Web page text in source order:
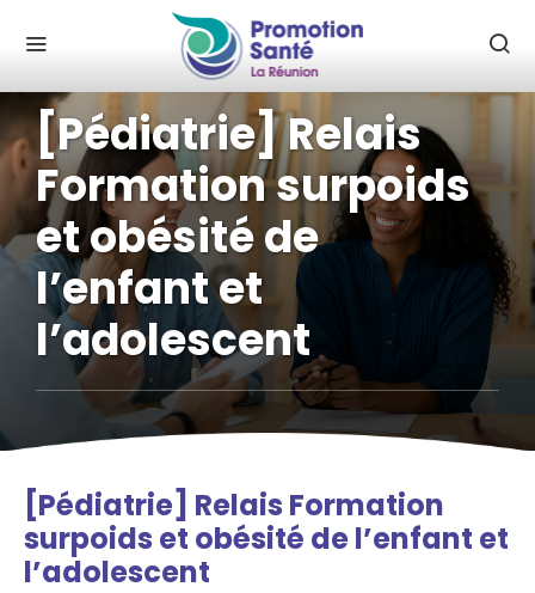
[Pédiatrie] Relais
Formation surpoids
et obésité de
l’enfant et
l’adolescent
[Pédiatrie] Relais Formation
surpoids et obésité de l’enfant et
l’adolescent